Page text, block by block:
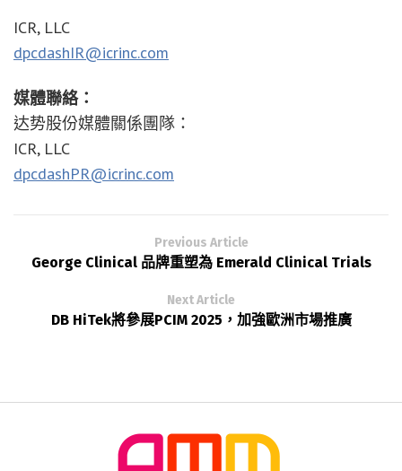
ICR, LLC
dpcdashIR@icrinc.com
媒體聯絡：
达势股份媒體關係團隊：
ICR, LLC
dpcdashPR@icrinc.com
Previous Article
George Clinical 品牌重塑為 Emerald Clinical Trials
Next Article
DB HiTek將參展PCIM 2025，加強歐洲市場推廣